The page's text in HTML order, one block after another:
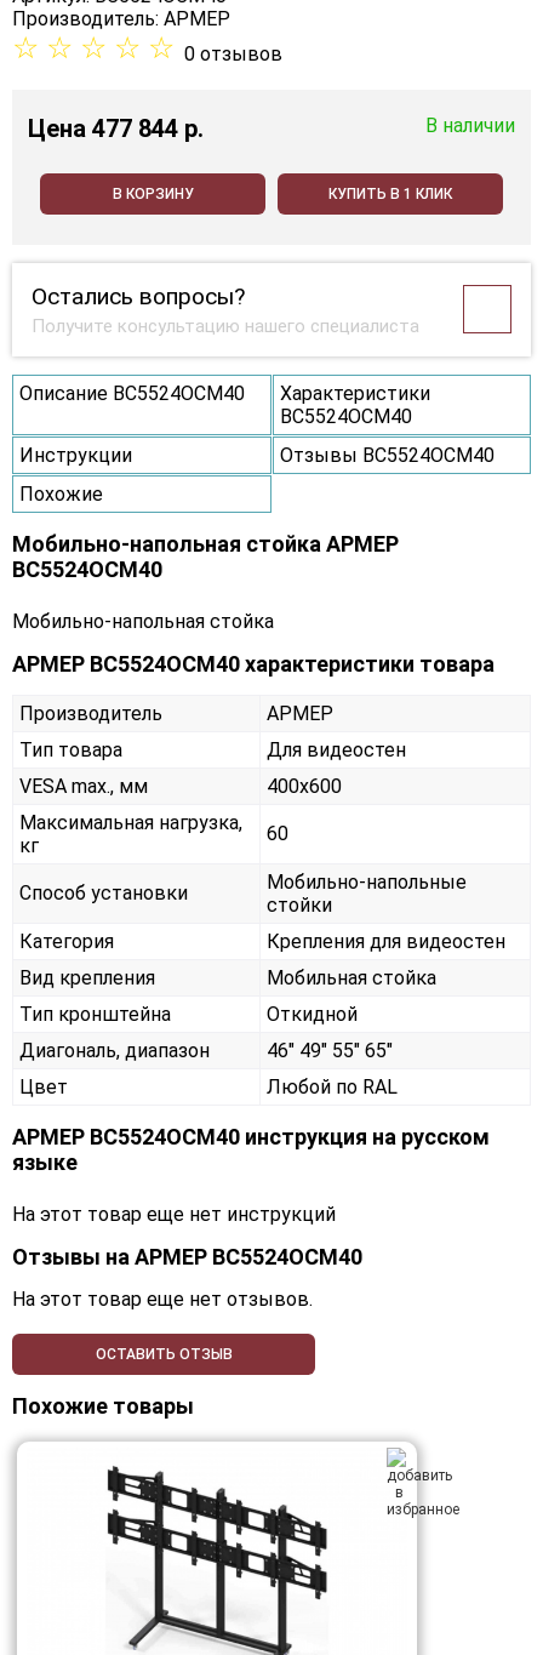
Производитель: АРМЕР
☆ ☆ ☆ ☆ ☆ 0 отзывов
Цена 477 844 p. В наличии
В КОРЗИНУ КУПИТЬ В 1 КЛИК
Остались вопросы?
Получите консультацию нашего специалиста
Описание ВС5524ОСМ40
Характеристики
ВС5524ОСМ40
Инструкции
Отзывы ВС5524ОСМ40
Похожие
Мобильно-напольная стойка АРМЕР
ВС5524ОСМ40
Мобильно-напольная стойка
АРМЕР ВС5524ОСМ40 характеристики товара
Производитель
АРМЕР
Тип товара
Для видеостен
VESA max., мм
400х600
Максимальная нагрузка,
кг
60
Способ установки
Мобильно-напольные
стойки
Категория
Крепления для видеостен
Вид крепления
Мобильная стойка
Тип кронштейна
Откидной
Диагональ, диапазон
46" 49" 55" 65"
Цвет
Любой по RAL
АРМЕР ВС5524ОСМ40 инструкция на русском
языке
На этот товар еще нет инструкций
Отзывы на АРМЕР ВС5524ОСМ40
На этот товар еще нет отзывов.
ОСТАВИТЬ ОТЗЫВ
Похожие товары